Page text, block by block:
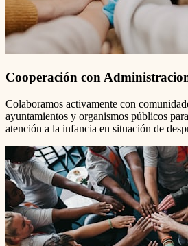
Cooperación con
Colaboramos activamente con
ayuntamientos y organismos públicos
atención a la infancia en situación de